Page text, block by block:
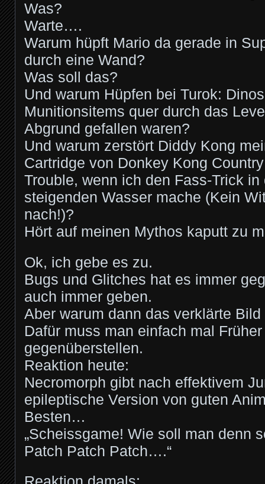
Was?
Warte….
Warum hüpft Mario da gerade in
durch eine Wand?
Was soll das?
Und warum Hüpfen bei Turok:
Munitionsitems quer durch das
Abgrund gefallen waren?
Und warum zerstört Diddy Kong
Cartridge von Donkey Kong
Trouble, wenn ich den Fass-Trick
steigenden Wasser mache (Kein
nach!)?
Hört auf meinen Mythos kaputt zu
Ok, ich gebe es zu.
Bugs und Glitches hat es immer
auch immer geben.
Aber warum dann das verklärte
Dafür muss man einfach mal
gegenüberstellen.
Reaktion heute:
Necromorph gibt nach effektivem
epileptische Version von guten
Besten…
„Scheissgame! Wie soll man denn
Patch Patch Patch….“